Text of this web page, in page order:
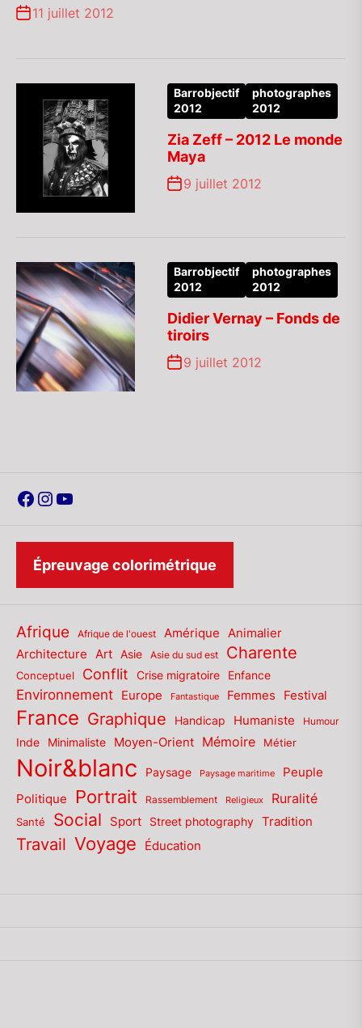
11 juillet 2012
Barrobjectif
2012
photographes
2012
Zia Zeff – 2012 Le monde
Maya
9 juillet 2012
Barrobjectif
2012
photographes
2012
Didier Vernay – Fonds de
tiroirs
9 juillet 2012
Facebook
Instagram
YouTube
Épreuvage colorimétrique
Afrique Afrique de l'ouest Amérique Animalier
Architecture
Art Asie Asie du sud est Charente
Conceptuel Conflit Crise migratoire Enfance
Environnement Europe Fantastique Femmes Festival
France Graphique Handicap Humaniste Humour
Inde Minimaliste Moyen-Orient Mémoire Métier
Noir&blanc Paysage Paysage maritime Peuple
Politique Portrait Rassemblement Religieux Ruralité
Santé Social Sport Street photography Tradition
Travail Voyage Éducation